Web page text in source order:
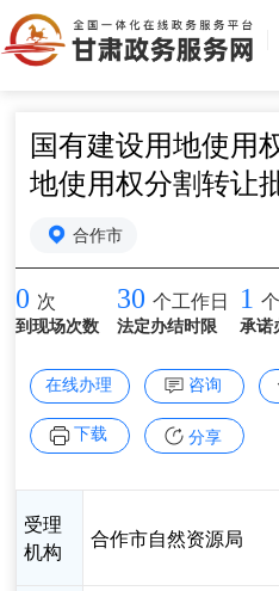
国有建设用地使用
地使用权分割转让
合作市
0 次
到现场次数
30 个工作日
法定办结时限
1
承诺
在线办理 咨询
下载 分享
受理
机构
合作市自然资源局